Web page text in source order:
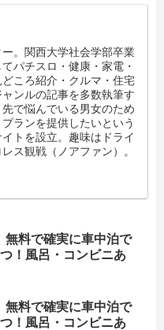
。関西大学社会学部卒業
パチスロ・健康・家電・
ころ紹介・クルマ・住宅
ンルの記事を多数執筆す
で悩んでいる男女のため
ランを提供したいという
トを設立。趣味はドライ
ス観戦（ノアファン）。
無料で確実に車中泊で
！風呂・コンビニあ
無料で確実に車中泊で
！風呂・コンビニあ